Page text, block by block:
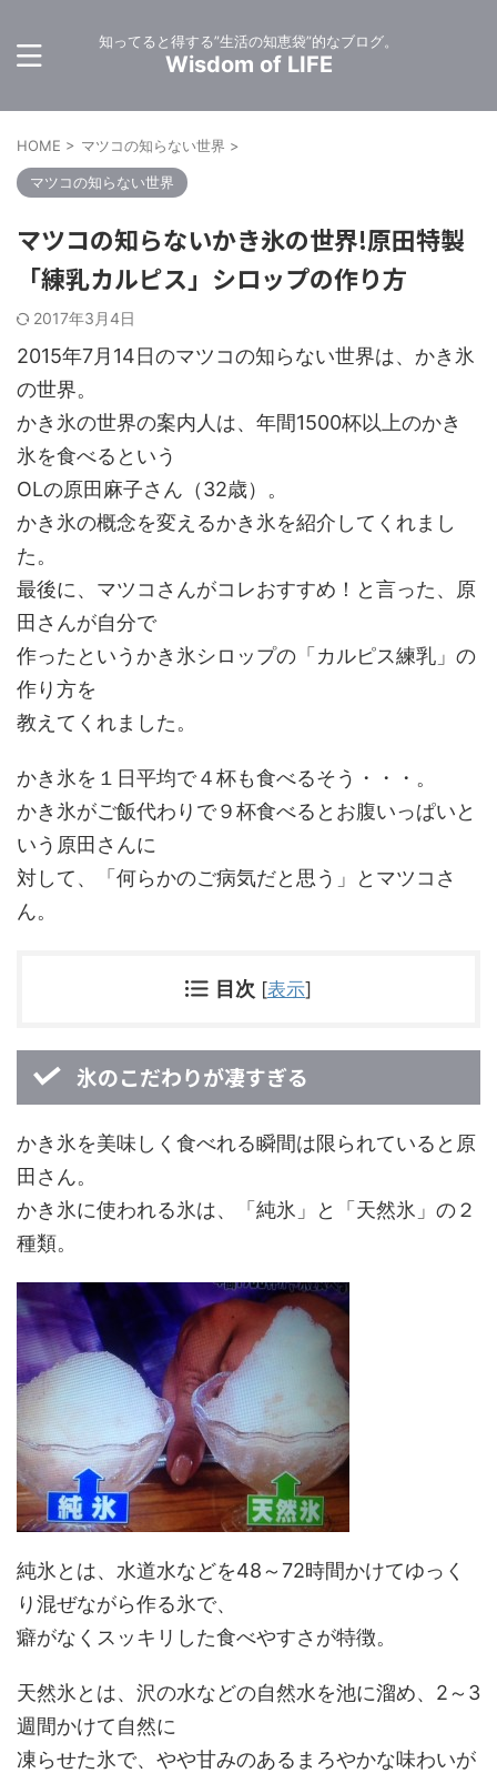
知ってると得する”生活の知恵袋”的なブログ。
Wisdom of LIFE
HOME > マツコの知らない世界 >
マツコの知らない世界
マツコの知らないかき氷の世界!原田特製
「練乳カルピス」シロップの作り方
2017年3月4日
2015年7月14日のマツコの知らない世界は、かき氷
の世界。
かき氷の世界の案内人は、年間1500杯以上のかき
氷を食べるという
OLの原田麻子さん（32歳）。
かき氷の概念を変えるかき氷を紹介してくれまし
た。
最後に、マツコさんがコレおすすめ！と言った、原
田さんが自分で
作ったというかき氷シロップの「カルピス練乳」の
作り方を
教えてくれました。
かき氷を１日平均で４杯も食べるそう・・・。
かき氷がご飯代わりで９杯食べるとお腹いっぱいと
いう原田さんに
対して、「何らかのご病気だと思う」とマツコさ
ん。
目次 [表示]
氷のこだわりが凄すぎる
かき氷を美味しく食べれる瞬間は限られていると原
田さん。
かき氷に使われる氷は、「純氷」と「天然氷」の２
種類。
純氷とは、水道水などを48～72時間かけてゆっく
り混ぜながら作る氷で、
癖がなくスッキリした食べやすさが特徴。
天然氷とは、沢の水などの自然水を池に溜め、2～3
週間かけて自然に
凍らせた氷で、やや甘みのあるまろやかな味わいが